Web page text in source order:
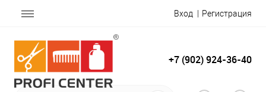
Вход Регистрация
+7 (902) 924-36-40